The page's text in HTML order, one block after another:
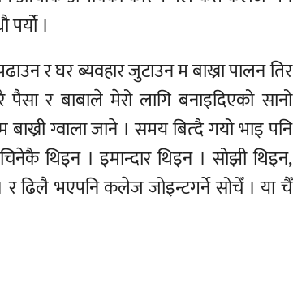
।
र घर ब्यवहार जुटाउन म बाख्रा पालन तिर
र बाबाले मेरो लागि बनाइदिएको सानो
ग्वाला जाने । समय बित्दै गयो भाइ पनि
थिइन । इमान्दार थिइन । सोझी थिइन,
र ढिलै भएपनि कलेज जोइन्टगर्ने सोचेँ । या चैँ